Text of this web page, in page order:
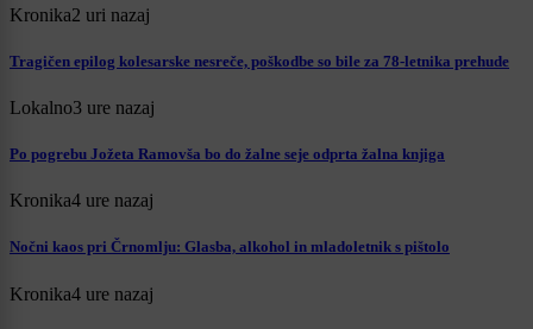
Kronika2 uri nazaj
Tragičen epilog kolesarske nesreče, poškodbe so bile za 78-letnika prehude
Lokalno3 ure nazaj
Po pogrebu Jožeta Ramovša bo do žalne seje odprta žalna knjiga
Kronika4 ure nazaj
Nočni kaos pri Črnomlju: Glasba, alkohol in mladoletnik s pištolo
Kronika4 ure nazaj